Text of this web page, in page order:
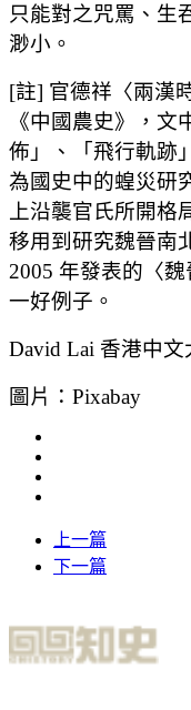
只能對之咒罵、生
渺小。
[註] 官德祥〈兩漢
《中國農史》，
佈」、「飛行軌跡
為國史中的蝗災研
上沿襲官氏所開
移用到研究魏晉南
2005 年發表的〈
一好例子。
David Lai 香港中
圖片：Pixabay
上一篇
下一篇